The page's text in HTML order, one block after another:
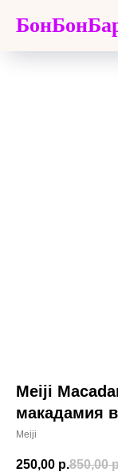
Meiji
макадамия
Meiji
250,00 р.850,00